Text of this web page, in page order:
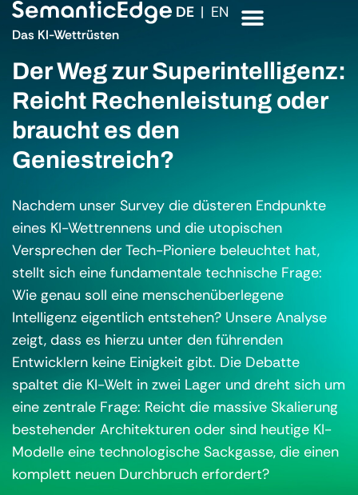
DE EN
Das KI-Wettrüsten
Der Weg zur Superintelligenz:
Reicht Rechenleistung oder
braucht es den
Geniestreich?
Nachdem unser Survey die düsteren Endpunkte
eines KI-Wettrennens und die utopischen
Versprechen der Tech-Pioniere beleuchtet hat,
stellt sich eine fundamentale technische Frage:
Wie genau soll eine menschenüberlegene
Intelligenz eigentlich entstehen? Unsere Analyse
zeigt, dass es hierzu unter den führenden
Entwicklern keine Einigkeit gibt. Die Debatte
spaltet die KI-Welt in zwei Lager und dreht sich um
eine zentrale Frage: Reicht die massive Skalierung
bestehender Architekturen oder sind heutige KI-
Modelle eine technologische Sackgasse, die einen
komplett neuen Durchbruch erfordert?